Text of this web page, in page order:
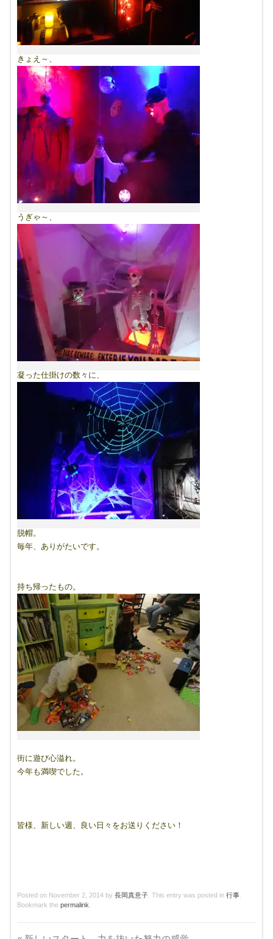
きょえ～、
うぎゃ～、
凝った仕掛けの数々に、
脱帽。
毎年、ありがたいです。
持ち帰ったもの。
街に遊び心溢れ。
今年も満喫でした。
皆様、新しい週、良い日々をお送りください！
Posted on November 2, 2014 by 長岡真意子. This entry was posted in 行事.
Bookmark the permalink